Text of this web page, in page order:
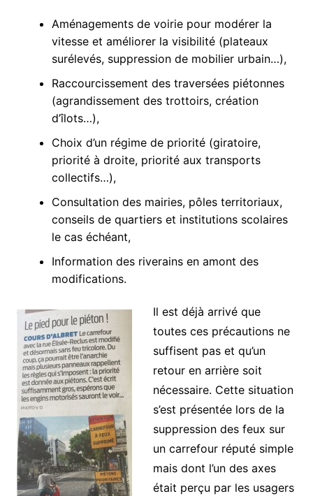
Aménagements de voirie pour modérer la
vitesse et améliorer la visibilité (plateaux
surélevés, suppression de mobilier urbain…),
Raccourcissement des traversées piétonnes
(agrandissement des trottoirs, création
d’îlots…),
Choix d’un régime de priorité (giratoire,
priorité à droite, priorité aux transports
collectifs…),
Consultation des mairies, pôles territoriaux,
conseils de quartiers et institutions scolaires
le cas échéant,
Information des riverains en amont des
modifications.
Il est déjà arrivé que
toutes ces précautions ne
suffisent pas et qu’un
retour en arrière soit
nécessaire. Cette situation
s’est présentée lors de la
suppression des feux sur
un carrefour réputé simple
mais dont l’un des axes
était perçu par les usagers